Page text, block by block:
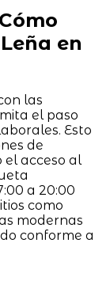
en
las
el paso
Esto
de
acceso al
a 20:00
como
modernas
conforme a